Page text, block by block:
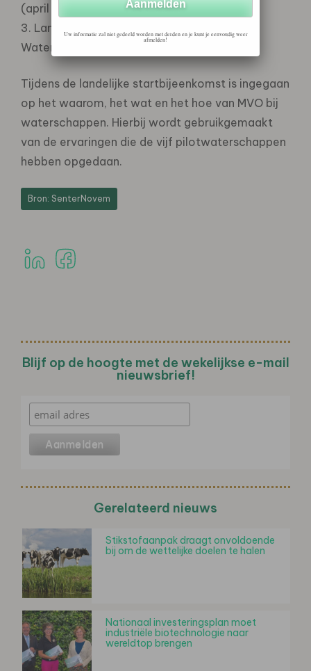
(april – augustus)
3. Landelijke najaarsbijeenkomst MVO
Waterschappen (november/december)
Tijdens de landelijke startbijeenkomst is ingegaan
op het waarom, het wat en het hoe van MVO bij
waterschappen. Hierbij wordt gebruikgemaakt
van de ervaringen die de vijf pilotwaterschappen
hebben opgedaan.
Bron: SenterNovem
Blijf op de hoogte met de wekelijkse e-mail
nieuwsbrief!
Gerelateerd nieuws
Stikstofaanpak draagt onvoldoende
bij om de wettelijke doelen te halen
Nationaal investeringsplan moet
industriële biotechnologie naar
wereldtop brengen
Uw informatie zal niet gedeeld worden met derden en je kunt je eenvoudig weer
afmelden!